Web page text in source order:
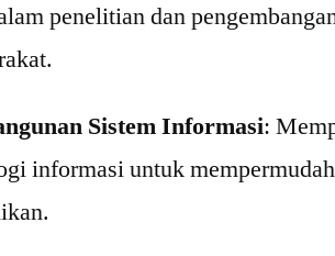
penelitian dan
Sistem Informasi:
informasi untuk